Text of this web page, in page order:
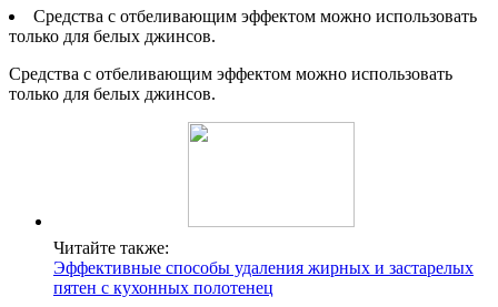
Средства с отбеливающим эффектом можно использовать
только для белых джинсов.
Средства с отбеливающим эффектом можно использовать
только для белых джинсов.
Читайте также:
Эффективные способы удаления жирных и застарелых
пятен с кухонных полотенец